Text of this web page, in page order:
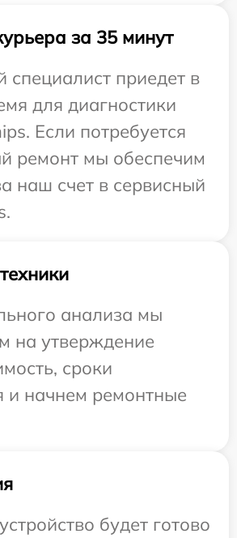
за 35 минут
специалист приедет в
для диагностики
Если потребуется
ремонт мы обеспечим
наш счет в сервисный
анализа мы
на утверждение
сроки
и начнем ремонтные
будет готово